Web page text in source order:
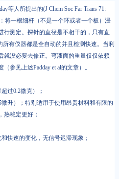
等人所提出的(J Chem Soc Far Trans 71:
将一根细杆（不是一个环或者一个板）浸
行测定。探针的直径是不相干的，只有直
有仪器都是全自动的并且检测快速。当利
就没必要去修正。弯液面的重量仅仅依赖
参见上述Padday et al的文章）。
过0.2微克）；
升）；特别适用于使用昂贵材料和有限的
热稳定更好；
快速的变化，无信号迟滞现象；